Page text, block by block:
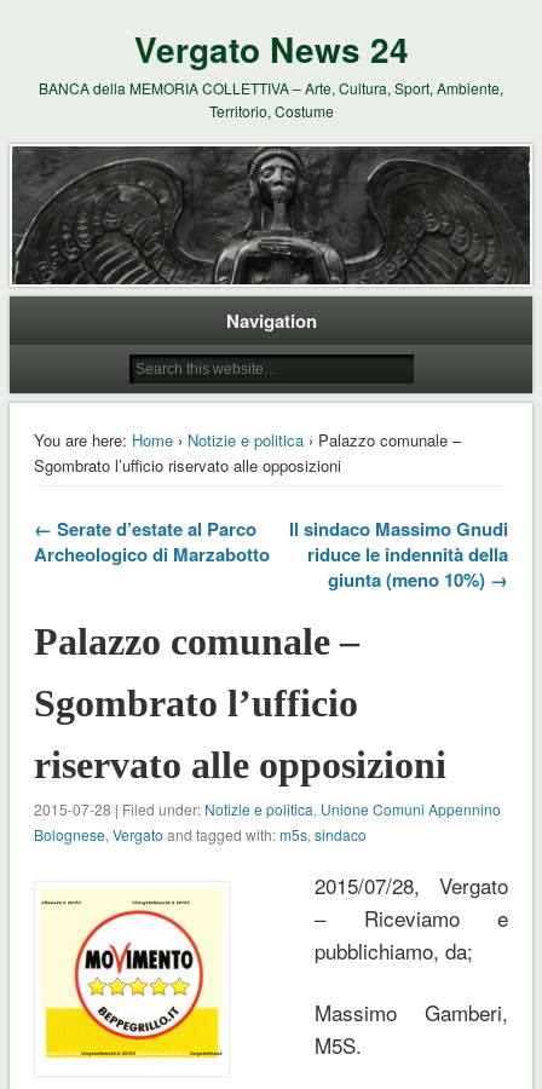
Vergato News 24
BANCA della MEMORIA COLLETTIVA – Arte, Cultura, Sport, Ambiente,
Territorio, Costume
Navigation
You are here: Home› Notizie e politica› Palazzo comunale –
Sgombrato l’ufficio riservato alle opposizioni
← Serate d’estate al Parco
Archeologico di Marzabotto
Il sindaco Massimo Gnudi
riduce le indennità della
giunta (meno 10%) →
Palazzo comunale –
Sgombrato l’ufficio
riservato alle opposizioni
2015-07-28 | Filed under: Notizie e politica, Unione Comuni Appennino
Bolognese, Vergato and tagged with:m5s, sindaco
2015/07/28, Vergato
– Riceviamo e
pubblichiamo, da;
Massimo Gamberi,
M5S.